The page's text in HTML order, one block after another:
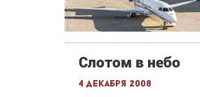
Слотом в небо
4 декабря 2008